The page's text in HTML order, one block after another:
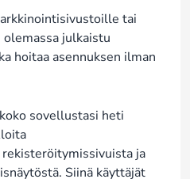
tai
julkaistu
hoitaa asennuksen ilman
sovellustasi heti
ja
Siinä käyttäjät